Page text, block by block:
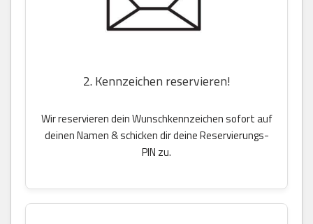
2. Kennzeichen reservieren!
Wir reservieren dein Wunschkennzeichen sofort auf
deinen Namen & schicken dir deine Reservierungs-
PIN zu.